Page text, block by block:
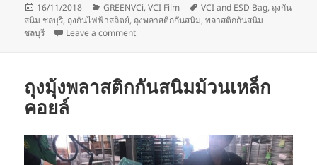
Posted
on
16/11/2018 Categories
GREENVCi,VCI Film Tags
VCI and ESD Bag, ถุงกัน
สนิม ชลบุรี, ถุงกันไฟฟ้าสถิตย์, ถุงพลาสติกกันสนิม,พลาสติกกันสนิม
ชลบุรี
Leave a commenton Rust Prevention for Electronics
ถุงมุ้งพลาสติกกันสนิมม้วนเหล็ก
คอยล์